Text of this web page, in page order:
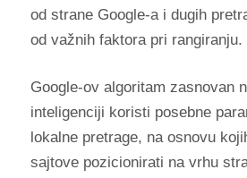
od strane Google-a i dugih
od važnih faktora pri rangiranju.
Google-ov algoritam zasnovan
inteligenciji koristi posebne
lokalne pretrage, na osnovu
sajtove pozicionirati na vrhu